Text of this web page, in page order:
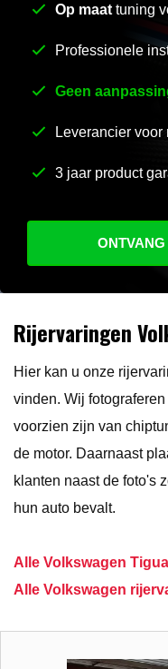
Rijervaringen
Hier kan u onze
vinden. Wij
voorzien zijn van
de motor. Daarnaast
klanten naast de foto's
hun auto bevalt.
Alle Volkswagen
Alle Volkswagen
Op maat tuning
Professionele
Geen
Leverancier voor
3 jaar product